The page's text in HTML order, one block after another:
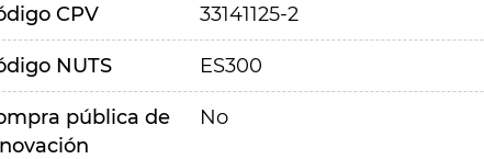
CPV 33141125-2
NUTS ES300
pública de
No